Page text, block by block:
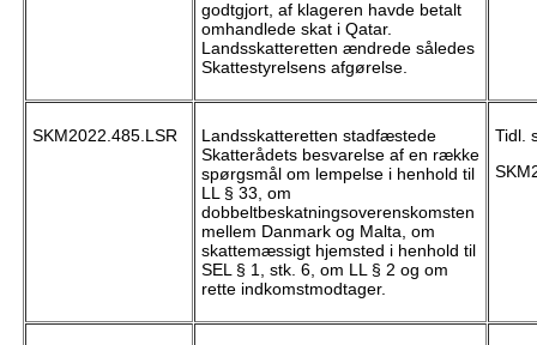
godtgjort, af klageren havde betalt
omhandlede skat i Qatar.
Landsskatteretten ændrede således
Skattestyrelsens afgørelse.
SKM2022.485.LSR
Landsskatteretten stadfæstede
Skatterådets besvarelse af en række
spørgsmål om lempelse i henhold til
LL § 33, om
dobbeltbeskatningsoverenskomsten
mellem Danmark og Malta, om
skattemæssigt hjemsted i henhold til
SEL § 1, stk. 6, om LL § 2 og om
rette indkomstmodtager.
Tidl.